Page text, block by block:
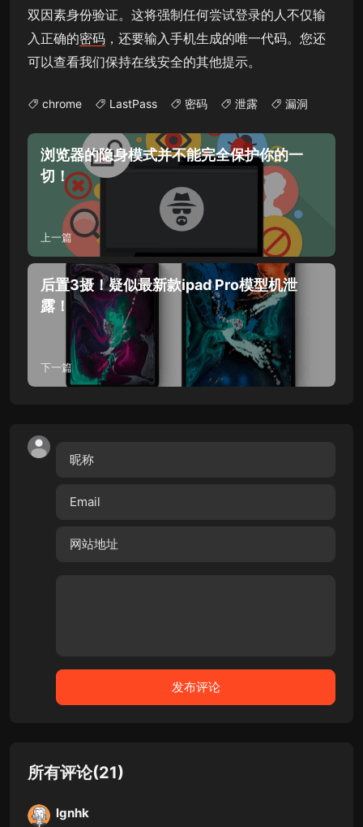
双因素身份验证。这将强制任何尝试登录的人不仅输
入正确的密码 ，还要输入手机生成的唯一代码。您还
可以查看我们保持在线安全的其他提示。
chrome LastPass 密码 泄露 漏洞
浏览器的隐身模式并不能完全保护你的一
切！
上一篇
后置3摄！疑似最新款ipad Pro模型机泄
露！
下一篇
所有评论(21)
lgnhk